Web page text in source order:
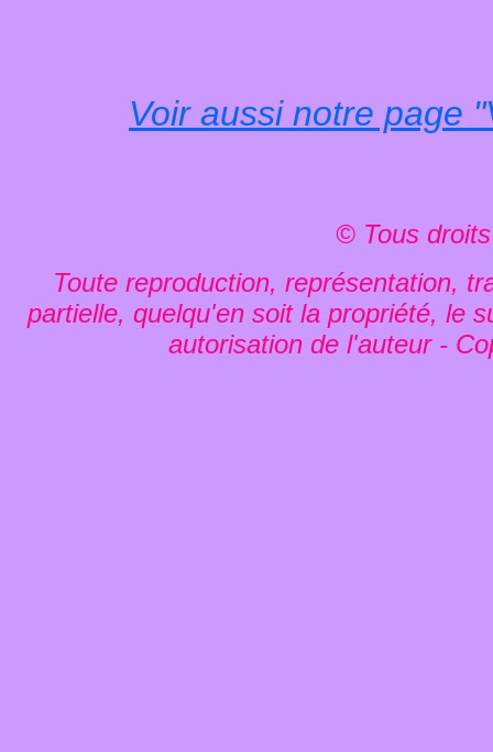
Voir aussi notre page
© Tous
Toute reproduction, représentation,
partielle, quelqu'en soit la propriété, le
autorisation de l'auteur -